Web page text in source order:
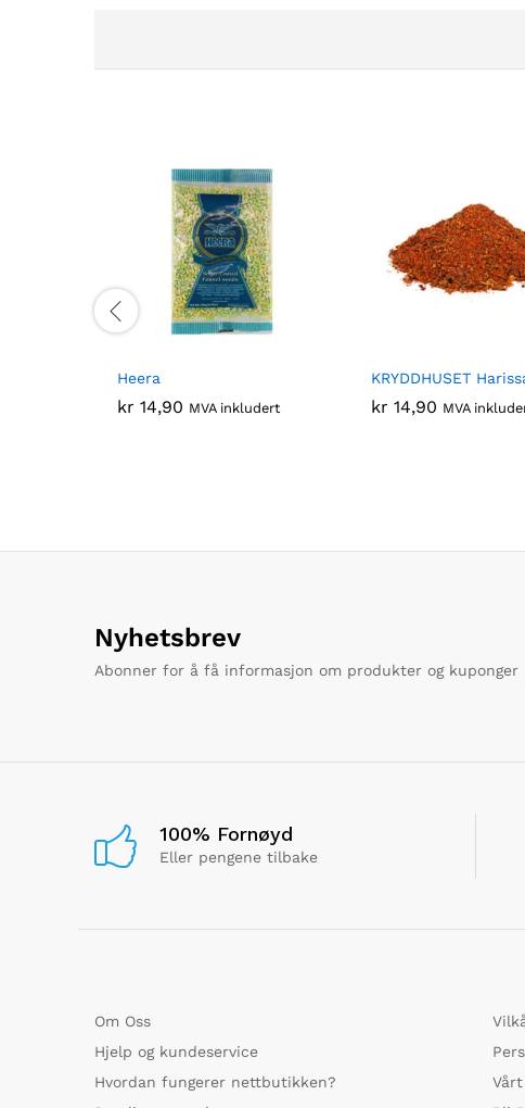
Heera
kr 14,90 MVA inkludert
KRYDDHUSET
kr 14,90 MVA
Nyhetsbrev
Abonner for å få informasjon om produkter og kuponger
100% Fornøyd
Eller pengene tilbake
Om Oss
Hjelp og kundeservice
Hvordan fungerer nettbutikken?